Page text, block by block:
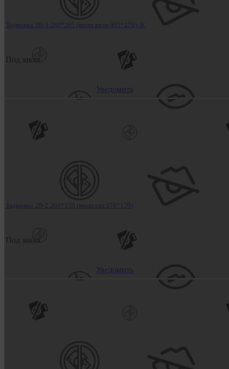
Задвижка ЗВ-3 280*205 (внеш.разм.405*270) /К
Под заказ
Уведомить
Задвижка 2В-2 260*135 (внеш.раз.370*170)
Под заказ
Уведомить